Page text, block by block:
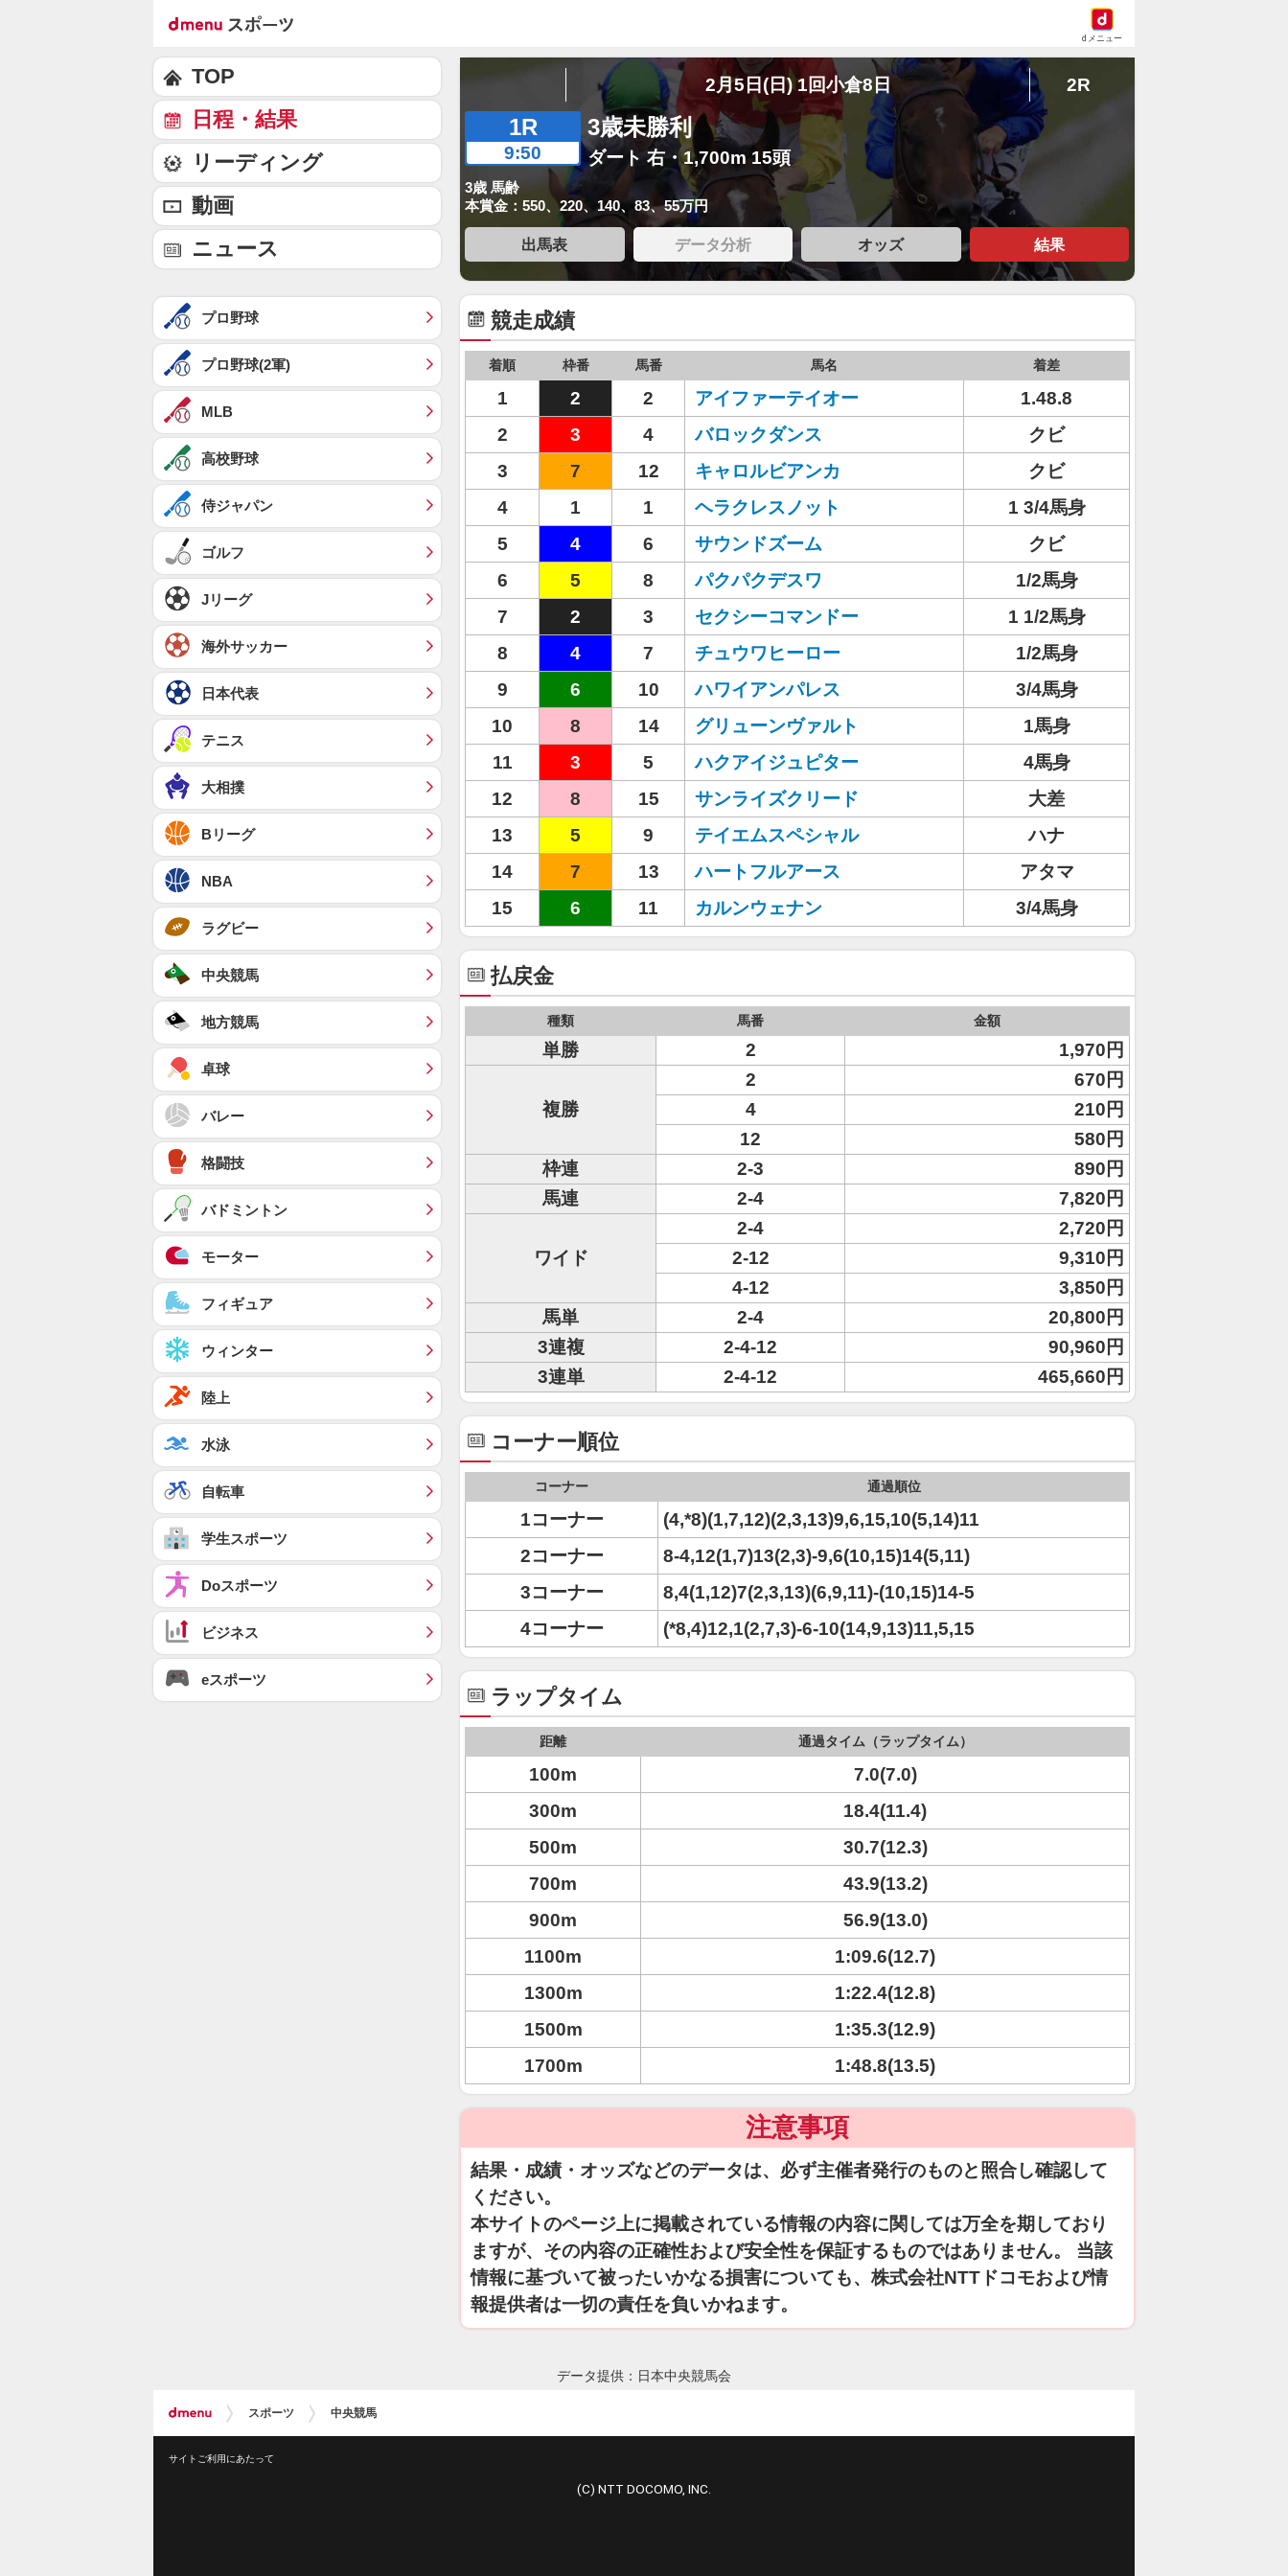
dメニュー
2月5日(日) 1回小倉8日 2R
1R
9:50
3歳未勝利
ダート 右・1,700m 15頭
3歳 馬齢
本賞金：550、220、140、83、55万円
出馬表 データ分析 オッズ 結果
競走成績
着順 枠番 馬番 馬名 着差
1 2 2 アイファーテイオー
1.48.8
2
3 4 バロックダンス
クビ
3
7 12 キャロルビアンカ
クビ
4
1 1 ヘラクレスノット
1 3/4馬身
5
4 6 サウンドズーム
クビ
6
5 8 パクパクデスワ
1/2馬身
7
2 3 セクシーコマンドー
1 1/2馬身
8
4 7 チュウワヒーロー
1/2馬身
9
6 10 ハワイアンパレス
3/4馬身
10
8 14 グリューンヴァルト
1馬身
11
3 5 ハクアイジュピター
4馬身
12
8 15 サンライズクリード
大差
13
5 9 テイエムスペシャル
ハナ
14
7 13 ハートフルアース
アタマ
15
6 11 カルンウェナン 3/4馬身
払戻金
種類 馬番 金額
単勝 2 1,970円
複勝
2
670円
4
210円
12
580円
枠連
2-3
890円
馬連
2-4 7,820円
ワイド
2-4
2,720円
2-12
9,310円
4-12
3,850円
馬単
2-4
20,800円
3連複
2-4-12
90,960円
3連単
2-4-12 465,660円
コーナー順位
コーナー 通過順位
1コーナー
(4,*8)(1,7,12)(2,3,13)9,6,15,10(5,14)11
2コーナー
8-4,12(1,7)13(2,3)-9,6(10,15)14(5,11)
3コーナー
8,4(1,12)7(2,3,13)(6,9,11)-(10,15)14-5
4コーナー
(*8,4)12,1(2,7,3)-6-10(14,9,13)11,5,15
ラップタイム
距離 通過タイム（ラップタイム）
100m
7.0(7.0)
300m
18.4(11.4)
500m
30.7(12.3)
700m
43.9(13.2)
900m
56.9(13.0)
1100m
1:09.6(12.7)
1300m
1:22.4(12.8)
1500m
1:35.3(12.9)
1700m
1:48.8(13.5)
注意事項
結果・成績・オッズなどのデータは、必ず主催者発行のものと照合し確認して
ください。
本サイトのページ上に掲載されている情報の内容に関しては万全を期しており
ますが、その内容の正確性および安全性を保証するものではありません。 当該
情報に基づいて被ったいかなる損害についても、株式会社NTTドコモおよび情
報提供者は一切の責任を負いかねます。
TOP
日程・結果
リーディング
動画
ニュース
プロ野球
プロ野球(2軍)
MLB
高校野球
侍ジャパン
ゴルフ
Jリーグ
海外サッカー
日本代表
テニス
大相撲
Bリーグ
NBA
ラグビー
中央競馬
地方競馬
卓球
バレー
格闘技
バドミントン
モーター
フィギュア
ウィンター
陸上
水泳
自転車
学生スポーツ
Doスポーツ
ビジネス
eスポーツ
データ提供：日本中央競馬会
スポーツ 中央競馬
サイトご利用にあたって
(C) NTT DOCOMO, INC.